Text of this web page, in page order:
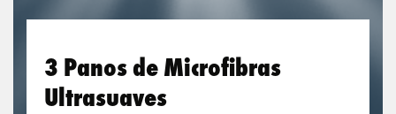
3 Panos de Microfibras
Ultrasuaves